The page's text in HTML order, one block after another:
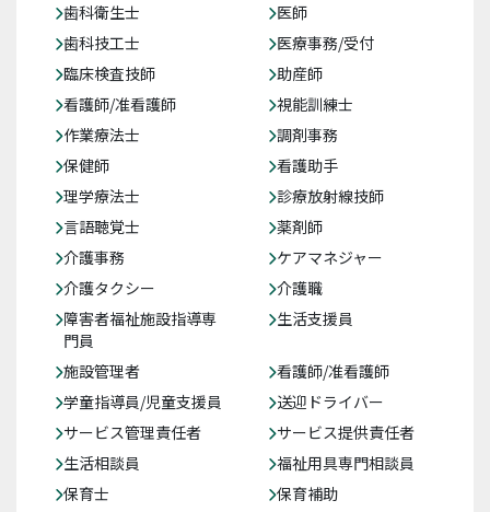
歯科衛生士
医師
歯科技工士
医療事務/受付
臨床検査技師
助産師
看護師/准看護師
視能訓練士
作業療法士
調剤事務
保健師
看護助手
理学療法士
診療放射線技師
言語聴覚士
薬剤師
介護事務
ケアマネジャー
介護タクシー
介護職
障害者福祉施設指導専
門員
生活支援員
施設管理者
看護師/准看護師
学童指導員/児童支援員
送迎ドライバー
サービス管理責任者
サービス提供責任者
生活相談員
福祉用具専門相談員
保育士
保育補助